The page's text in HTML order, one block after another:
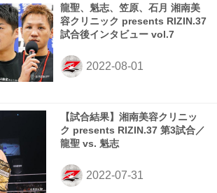
龍聖、魁志、笠原、石月 湘南美
容クリニック presents RIZIN.37
試合後インタビュー vol.7
【試合結果】湘南美容クリニッ
ク presents RIZIN.37 第3試合／
龍聖 vs. 魁志